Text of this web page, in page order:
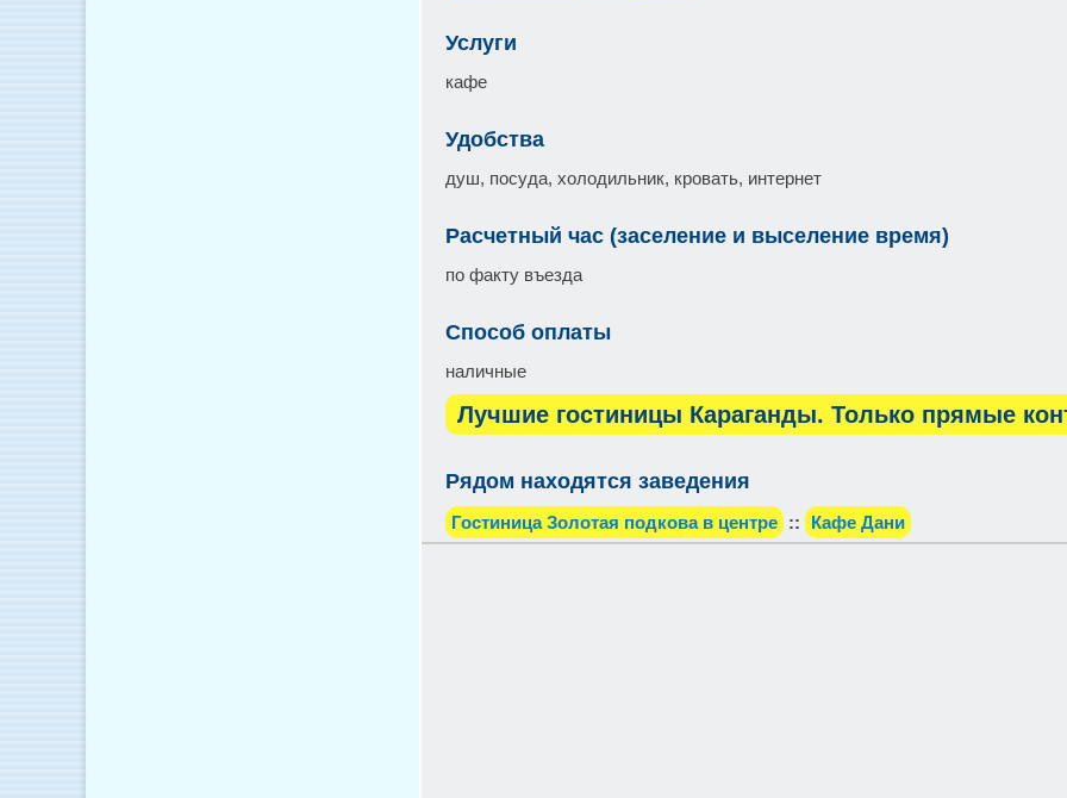
Услуги
кафе
Удобства
душ, посуда, холодильник, кровать, интернет
Расчетный час (заселение и выселение время)
по факту въезда
Способ оплаты
наличные
Лучшие гостиницы Караганды. Только прямые
Рядом находятся заведения
Гостиница Золотая подкова в центре :: Кафе Дани